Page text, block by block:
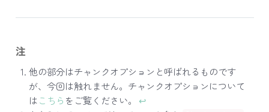
注
他の部分はチャンクオプションと呼ばれるものです
が、今回は触れません。チャンクオプションについて
はこちら をご覧ください。
↩︎